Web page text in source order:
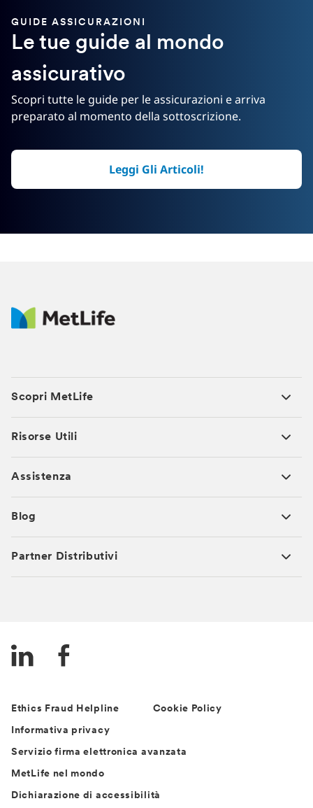
GUIDE ASSICURAZIONI
Le tue guide al mondo
assicurativo
Scopri tutte le guide per le assicurazioni e arriva
preparato al momento della sottoscrizione.
Leggi Gli Articoli!
Scopri MetLife
Risorse Utili
Assistenza
Blog
Partner Distributivi
Ethics Fraud Helpline Cookie Policy
Informativa privacy
Servizio firma elettronica avanzata
MetLife nel mondo
Dichiarazione di accessibilità